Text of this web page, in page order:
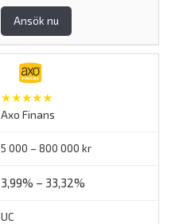
Ansök nu
★★★★★
Axo Finans
5 000 – 800 000 kr
3,99% – 33,32%
UC